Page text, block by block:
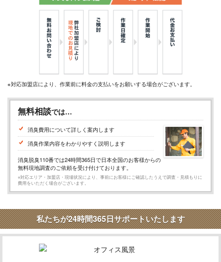
※対応加盟店により、作業前に料金の支払いをお願いする場合がございます。
無料相談では…
消臭費用について詳しく案内します
消臭作業内容をわかりやすく説明します
消臭脱臭110番では24時間365日で日本全国のお客様からの
無料現地調査のご依頼を受け付けております。
※対応エリア・加盟店・現場状況により、事前にお客様にご確認したうえで調査・見積もりに
費用をいただく場合がございます。
私たちが24時間365日サポートいたします